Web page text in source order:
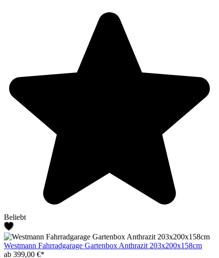
Beliebt
Westmann Fahrradgarage Gartenbox Anthrazit 203x200x158cm
ab 399,00 €*